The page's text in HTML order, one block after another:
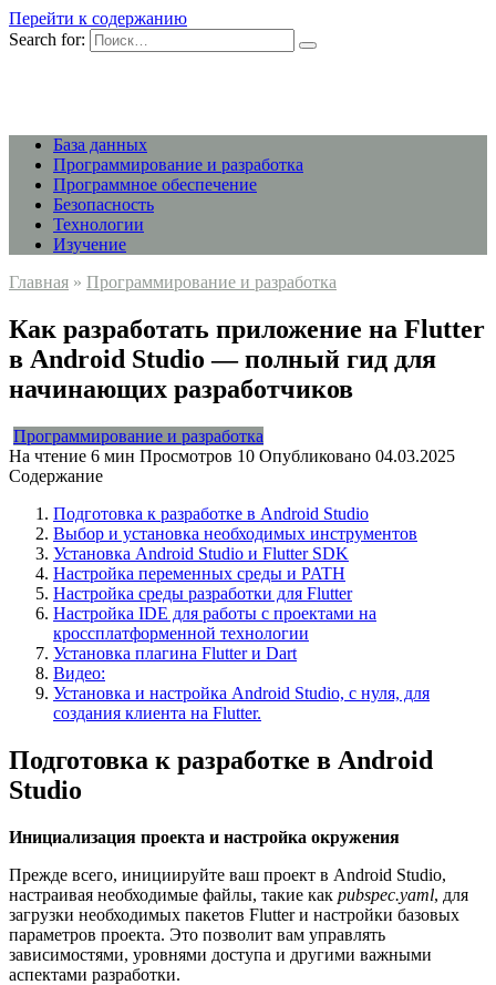
Перейти к содержанию
Search for:
База данных
Программирование и разработка
Программное обеспечение
Безопасность
Технологии
Изучение
Главная » Программирование и разработка
Как разработать приложение на Flutter
в Android Studio — полный гид для
начинающих разработчиков
Программирование и разработка
На чтение 6 мин Просмотров 10 Опубликовано 04.03.2025
Содержание
Подготовка к разработке в Android Studio
Выбор и установка необходимых инструментов
Установка Android Studio и Flutter SDK
Настройка переменных среды и PATH
Настройка среды разработки для Flutter
Настройка IDE для работы с проектами на
кроссплатформенной технологии
Установка плагина Flutter и Dart
Видео:
Установка и настройка Android Studio, с нуля, для
создания клиента на Flutter.
Подготовка к разработке в Android
Studio
Инициализация проекта и настройка окружения
Прежде всего, инициируйте ваш проект в Android Studio,
настраивая необходимые файлы, такие как pubspec.yaml, для
загрузки необходимых пакетов Flutter и настройки базовых
параметров проекта. Это позволит вам управлять
зависимостями, уровнями доступа и другими важными
аспектами разработки.